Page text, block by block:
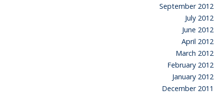
September 2012
July 2012
June 2012
April 2012
March 2012
February 2012
January 2012
December 2011